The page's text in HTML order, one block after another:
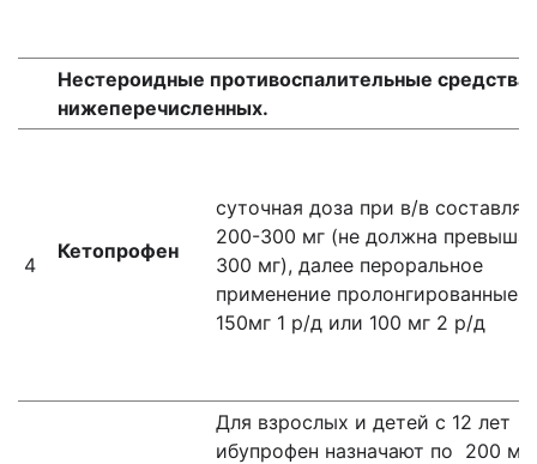
Нестероидные противоспалительные средства,
нижеперечисленных.
4
Кетопрофен
суточная доза при в/в
200-300 мг (не должна
300 мг), далее пероральное
применение пролонгированные
150мг 1 р/д или 100 мг 2 р/д
Для взрослых и детей с 12 лет
ибупрофен назначают по 200 мг